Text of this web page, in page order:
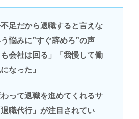
足だから退職すると言えな
う悩みに”すぐ辞めろ”の声
も会社は回る」「我慢して働
なった」
って退職を進めてくれるサ
職代行」が注目されてい